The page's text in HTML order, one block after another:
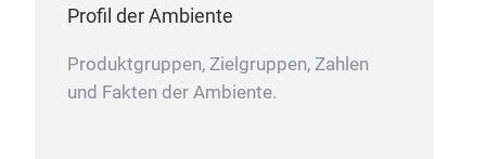
Profil der Ambiente
Produktgruppen, Zielgruppen, Zahlen
und Fakten der Ambiente.